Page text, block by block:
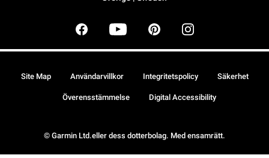
© Garmin Ltd.eller dess dotterbolag. Med ensamrätt.
Site Map Användarvillkor Integritetspolicy Säkerhet
Överensstämmelse Digital Accessibility